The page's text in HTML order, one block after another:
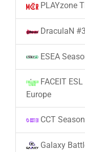
PLAYzone
DraculaN #3
ESEA
FACEIT
Europe
CCT
Galaxy